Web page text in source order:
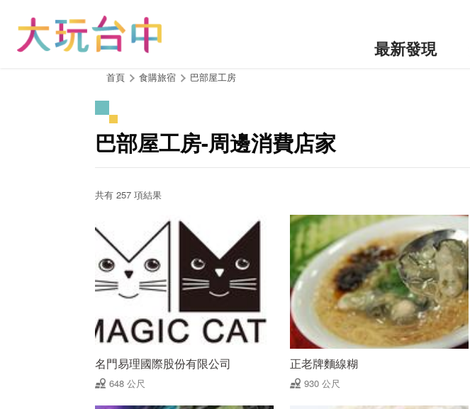
最新發現
首頁 食購旅宿 巴部屋工房
巴部屋工房-周邊消費店家
共有 257 項結果
名門易理國際股份有限公司
648 公尺
正老牌麵線糊
930 公尺